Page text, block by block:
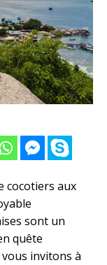
cocotiers aux
sont un
quête
invitons à